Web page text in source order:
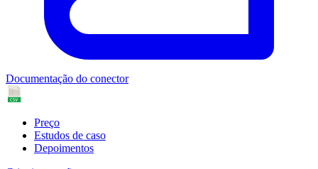
Documentação do conector
Preço
Estudos de caso
Depoimentos